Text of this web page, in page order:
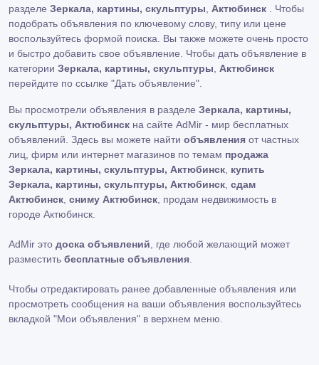
разделе Зеркала, картины, скульптуры Актюбинск . Чтобы
подобрать объявления по ключевому слову, типу или цене
воспользуйтесь формой поиска. Вы также можете очень просто
и быстро добавить свое объявление. Чтобы дать объявление в
категории Зеркала, картины, скульптуры
Актюбинск
перейдите по ссылке "Дать объявление"
Вы просмотрели объявления в разделе Зеркала, картины,
скульптуры, Актюбинск на сайте AdMir - мир бесплатных
объявлений. Здесь вы можете найти объявления от частных
лиц, фирм или интернет магазинов по темам продажа
Зеркала, картины, скульптуры, Актюбинск купить
Зеркала, картины, скульптуры, Актюбинск сдам
Актюбинск сниму Актюбинск , продам недвижимость в
городе Актюбинск.
AdMir это доска объявлений , где любой желающий может
разместить бесплатные объявления
Чтобы отредактировать ранее добавленные объявления или
просмотреть сообщения на ваши объявления воспользуйтесь
вкладкой "Мои объявления" в верхнем меню.